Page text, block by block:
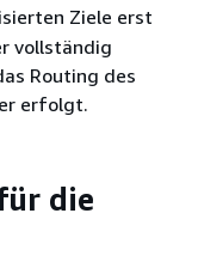
Ziele erst
vollständig
Routing des
erfolgt.
die